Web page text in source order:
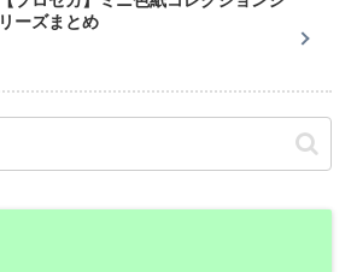
リーズまとめ